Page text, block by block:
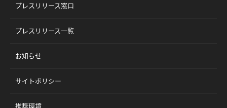
プレスリリース窓口
プレスリリース一覧
お知らせ
サイトポリシー
推奨環境